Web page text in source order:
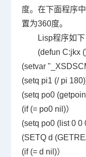
度。在下面程序
置为360度。
Lisp程序如下
(defun C:jkx
(setvar
(setq pi1 (/ pi
(setq po0
(if (= po0 nil)）
(setq po0 (list 0 0
(SETQ d
(if (= d nil)）